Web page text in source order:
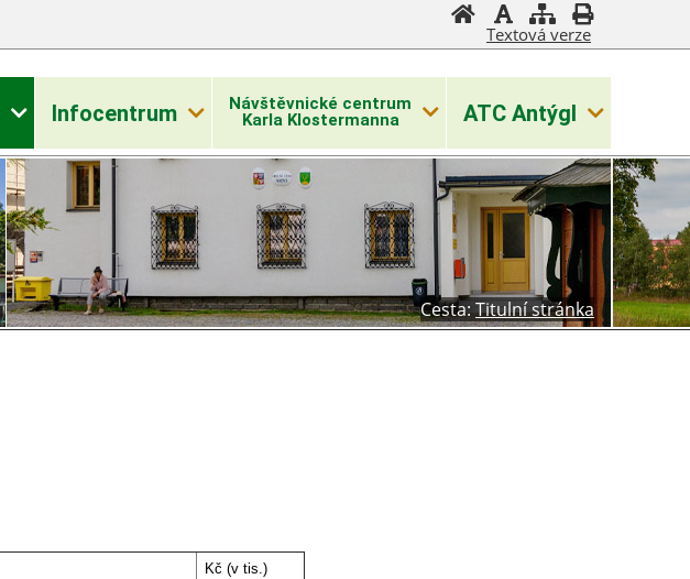
Textová verze
Infocentrum
Návštěvnické centrum
Karla Klostermanna
ATC Antýgl
Cesta: Titulní stránka
Kč (v tis.)